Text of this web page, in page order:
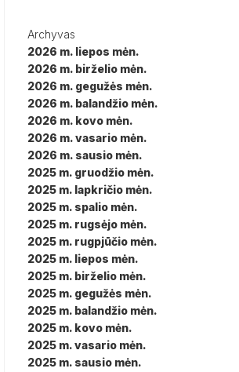
Archyvas
2026 m. liepos mėn.
2026 m. birželio mėn.
2026 m. gegužės mėn.
2026 m. balandžio mėn.
2026 m. kovo mėn.
2026 m. vasario mėn.
2026 m. sausio mėn.
2025 m. gruodžio mėn.
2025 m. lapkričio mėn.
2025 m. spalio mėn.
2025 m. rugsėjo mėn.
2025 m. rugpjūčio mėn.
2025 m. liepos mėn.
2025 m. birželio mėn.
2025 m. gegužės mėn.
2025 m. balandžio mėn.
2025 m. kovo mėn.
2025 m. vasario mėn.
2025 m. sausio mėn.